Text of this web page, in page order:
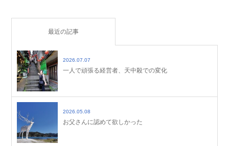
最近の記事
2026.07.07
一人で頑張る経営者、天中殺での変化
2026.05.08
お父さんに認めて欲しかった